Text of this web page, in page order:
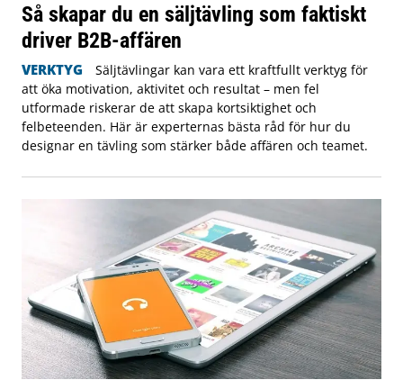
Så skapar du en säljtävling som faktiskt
driver B2B-affären
VERKTYG
Säljtävlingar kan vara ett kraftfullt verktyg för
att öka motivation, aktivitet och resultat – men fel
utformade riskerar de att skapa kortsiktighet och
felbeteenden. Här är experternas bästa råd för hur du
designar en tävling som stärker både affären och teamet.